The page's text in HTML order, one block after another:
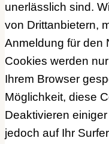
unerlässlich sind.
von Drittanbietern,
Anmeldung für den
Cookies werden
Ihrem Browser
Möglichkeit, diese
Deaktivieren
jedoch auf Ihr